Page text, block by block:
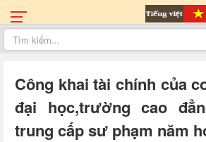
Công khai tài chính của
đại học,trường cao
trung cấp sư phạm năm